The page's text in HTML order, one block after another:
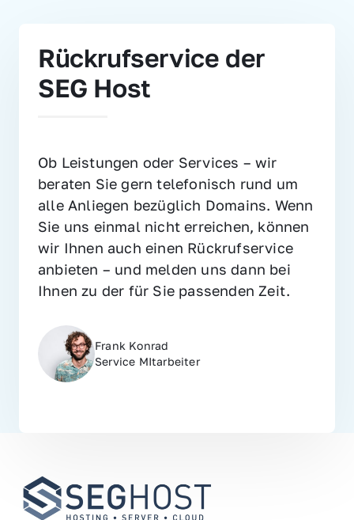
Rückrufservice der
SEG Host
Ob Leistungen oder Services – wir
beraten Sie gern telefonisch rund um
alle Anliegen bezüglich Domains. Wenn
Sie uns einmal nicht erreichen, können
wir Ihnen auch einen Rückrufservice
anbieten – und melden uns dann bei
Ihnen zu der für Sie passenden Zeit.
Frank Konrad
Service MItarbeiter